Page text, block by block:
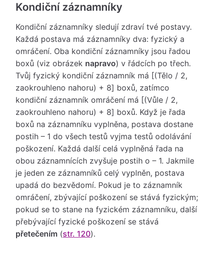
Kondiční záznamníky
Kondiční záznamníky sledují zdraví tvé postavy.
Každá postava má záznamníky dva: fyzický a
omráčení. Oba kondiční záznamníky jsou řadou
boxů (viz obrázek napravo) v řádcích po třech.
Tvůj fyzický kondiční záznamník má [(Tělo / 2,
zaokrouhleno nahoru) + 8] boxů, zatímco
kondiční záznamník omráčení má [(Vůle / 2,
zaokrouhleno nahoru) + 8] boxů. Když je řada
boxů na záznamníku vyplněna, postava dostane
postih – 1 do všech testů vyjma testů odolávání
poškození. Každá další celá vyplněná řada na
obou záznamnících zvyšuje postih o – 1. Jakmile
je jeden ze záznamníků celý vyplněn, postava
upadá do bezvědomí. Pokud je to záznamník
omráčení, zbývající poškození se stává fyzickým;
pokud se to stane na fyzickém záznamníku, další
přebývající fyzické poškození se stává
přetečením (str. 120).